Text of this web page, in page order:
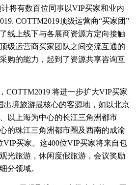
将有数百位同事以VIP买家和业内
COTTM2019顶级运营商“买家团”
线上线下与各展商资源方定向接触
级运营商买家团队之间交流互通的
购的能力，起到了资源共享咨询互
COTTM2019 将进一步扩大VIP买家
出境旅游最核心的客源地，如以北京
以上海为中心的长江三角洲都市
的珠江三角洲都市圈及西南的成渝
VIP买家。这400位VIP买家将来自包
光旅游，休闲度假旅游，会议奖励
分领域。